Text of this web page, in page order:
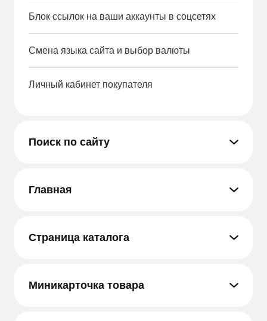
Блок ссылок на ваши аккаунты в соцсетях
Смена языка сайта и выбор валюты
Личный кабинет покупателя
Поиск по сайту
Главная
Страница каталога
Миникарточка товара